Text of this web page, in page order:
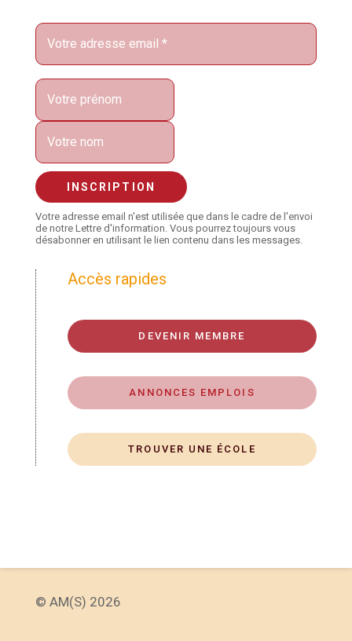
Votre adresse email n'est utilisée que dans le cadre de l'envoi
de notre Lettre d'information. Vous pourrez toujours vous
désabonner en utilisant le lien contenu dans les messages.
Accès rapides
DEVENIR MEMBRE
ANNONCES EMPLOIS
TROUVER UNE ÉCOLE
© AM(S) 2026